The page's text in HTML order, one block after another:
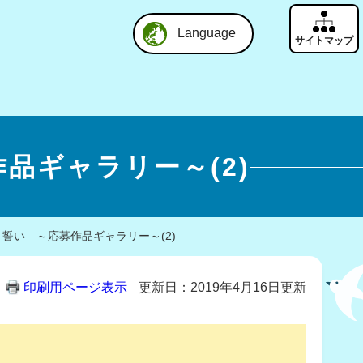
Language
ギャラリー～(2)
い ～応募作品ギャラリー～(2)
印刷用ページ表示 更新日：2019年4月16日更新